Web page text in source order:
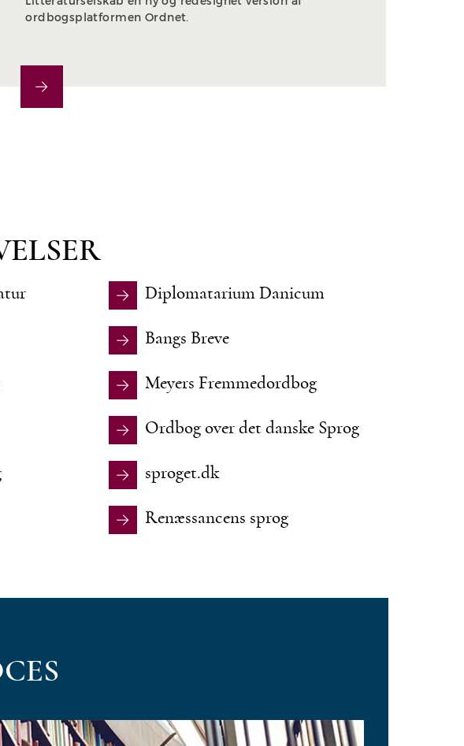
ordbogsplatformen Ordnet.
Diplomatarium Danicum
Bangs Breve
Meyers Fremmedordbog
Ordbog over det danske Sprog
sproget.dk
Renæssancens sprog